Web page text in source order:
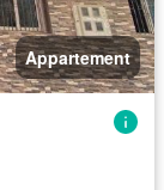
Appartement